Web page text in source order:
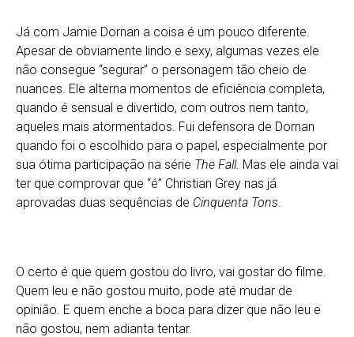
Já com Jamie Dornan a coisa é um pouco diferente.
Apesar de obviamente lindo e sexy, algumas vezes ele
não consegue “segurar” o personagem tão cheio de
nuances. Ele alterna momentos de eficiência completa,
quando é sensual e divertido, com outros nem tanto,
aqueles mais atormentados. Fui defensora de Dornan
quando foi o escolhido para o papel, especialmente por
sua ótima participação na série The Fall. Mas ele ainda vai
ter que comprovar que “é” Christian Grey nas já
aprovadas duas sequências de Cinquenta Tons
O certo é que quem gostou do livro, vai gostar do filme.
Quem leu e não gostou muito, pode até mudar de
opinião. E quem enche a boca para dizer que não leu e
não gostou, nem adianta tentar.